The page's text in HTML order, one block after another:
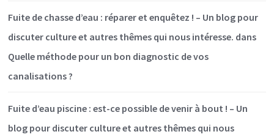
Fuite de chasse d’eau : réparer et enquêtez ! – Un blog pour
discuter culture et autres thêmes qui nous intéresse. dans
Quelle méthode pour un bon diagnostic de vos
canalisations ?
Fuite d’eau piscine : est-ce possible de venir à bout ! – Un
blog pour discuter culture et autres thêmes qui nous